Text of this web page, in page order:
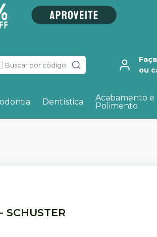
Buscar por código
ou
Dentística
Acabamento e
Polimento
-SCHUSTER